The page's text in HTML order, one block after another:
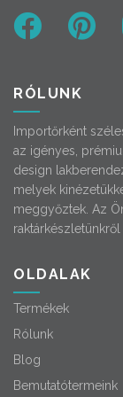
RÓLUNK
Importőrként
az igényes,
design
melyek
meggyőztek. Az
OLDALAK
Termékek
Rólunk
Blog
Bemutatótermeink